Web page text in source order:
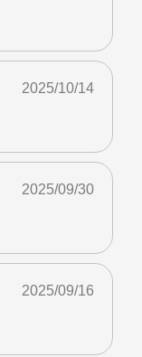
2025/10/14
2025/09/30
2025/09/16